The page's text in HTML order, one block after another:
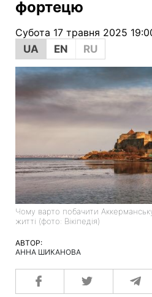
фортецю
Субота 17 травня 2025
UA
EN RU
Чому варто побачити
житті (фото: Вікіпедія)
АВТОР:
АННА ШИКАНОВА